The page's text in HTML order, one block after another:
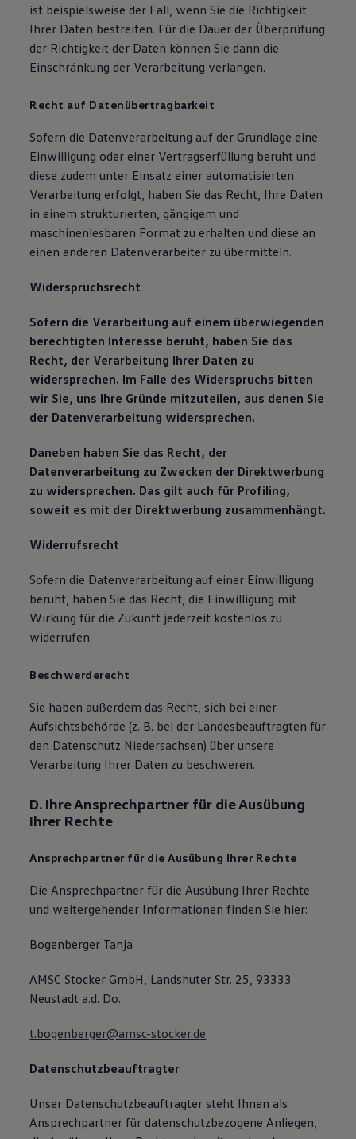
ist beispielsweise der Fall, wenn Sie die Richtigkeit
Ihrer Daten bestreiten. Für die Dauer der Überprüfung
der Richtigkeit der Daten können Sie dann die
Einschränkung der Verarbeitung verlangen.
Recht auf Datenübertragbarkeit
Sofern die Datenverarbeitung auf der Grundlage eine
Einwilligung oder einer Vertragserfüllung beruht und
diese zudem unter Einsatz einer automatisierten
Verarbeitung erfolgt, haben Sie das Recht, Ihre Daten
in einem strukturierten, gängigem und
maschinenlesbaren Format zu erhalten und diese an
einen anderen Datenverarbeiter zu übermitteln.
Widerspruchsrecht
Sofern die Verarbeitung auf einem überwiegenden
berechtigten Interesse beruht, haben Sie das
Recht, der Verarbeitung Ihrer Daten zu
widersprechen. Im Falle des Widerspruchs bitten
wir Sie, uns Ihre Gründe mitzuteilen, aus denen Sie
der Datenverarbeitung widersprechen.
Daneben haben Sie das Recht, der
Datenverarbeitung zu Zwecken der Direktwerbung
zu widersprechen. Das gilt auch für Profiling,
soweit es mit der Direktwerbung zusammenhängt.
Widerrufsrecht
Sofern die Datenverarbeitung auf einer Einwilligung
beruht, haben Sie das Recht, die Einwilligung mit
Wirkung für die Zukunft jederzeit kostenlos zu
widerrufen.
Beschwerderecht
Sie haben außerdem das Recht, sich bei einer
Aufsichtsbehörde (z. B. bei der Landesbeauftragten für
den Datenschutz Niedersachsen) über unsere
Verarbeitung Ihrer Daten zu beschweren.
D. Ihre Ansprechpartner für die Ausübung
Ihrer Rechte
Ansprechpartner für die Ausübung Ihrer Rechte
Die Ansprechpartner für die Ausübung Ihrer Rechte
und weitergehender Informationen finden Sie hier:
Bogenberger Tanja
AMSC Stocker GmbH, Landshuter Str. 25, 93333
Neustadt a.d. Do.
t.bogenberger@amsc-stocker.de
Datenschutzbeauftragter
Unser Datenschutzbeauftragter steht Ihnen als
Ansprechpartner für datenschutzbezogene Anliegen,